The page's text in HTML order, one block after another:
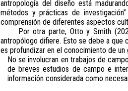
antropología del diseño está
métodos y prácticas de
comprensión de diferentes aspectos
Por otra parte, Otto y Smith
antropólogo difiere. Esto se debe a que
es profundizar en el conocimiento de
No se involucran en trabajos de
de breves estudios de campo e
información considerada como